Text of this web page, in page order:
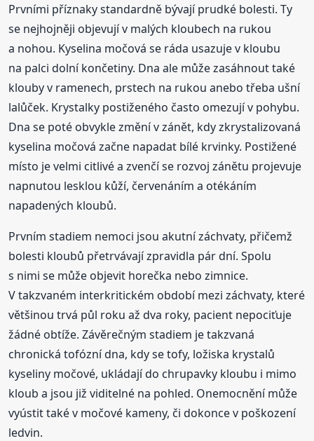
Prvními příznaky standardně bývají prudké bolesti. Ty
se nejhojněji objevují v malých kloubech na rukou
a nohou. Kyselina močová se ráda usazuje v kloubu
na palci dolní končetiny. Dna ale může zasáhnout také
klouby v ramenech, prstech na rukou anebo třeba ušní
lalůček. Krystalky postiženého často omezují v pohybu.
Dna se poté obvykle změní v zánět, kdy zkrystalizovaná
kyselina močová začne napadat bílé krvinky. Postižené
místo je velmi citlivé a zvenčí se rozvoj zánětu projevuje
napnutou lesklou kůží, červenáním a otékáním
napadených kloubů.
Prvním stadiem nemoci jsou akutní záchvaty, přičemž
bolesti kloubů přetrvávají zpravidla pár dní. Spolu
s nimi se může objevit horečka nebo zimnice.
V takzvaném interkritickém období mezi záchvaty, které
většinou trvá půl roku až dva roky, pacient nepociťuje
žádné obtíže. Závěrečným stadiem je takzvaná
chronická tofózní dna, kdy se tofy, ložiska krystalů
kyseliny močové, ukládají do chrupavky kloubu i mimo
kloub a jsou již viditelné na pohled. Onemocnění může
vyústit také v močové kameny, či dokonce v poškození
ledvin.